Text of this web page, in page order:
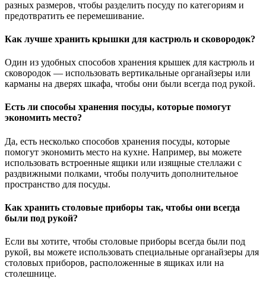
разных размеров, чтобы разделить посуду по категориям и
предотвратить ее перемешивание.
Как лучше хранить крышки для кастрюль и сковородок?
Один из удобных способов хранения крышек для кастрюль и
сковородок — использовать вертикальные органайзеры или
карманы на дверях шкафа, чтобы они были всегда под рукой.
Есть ли способы хранения посуды, которые помогут
экономить место?
Да, есть несколько способов хранения посуды, которые
помогут экономить место на кухне. Например, вы можете
использовать встроенные ящики или изящные стеллажи с
раздвижными полками, чтобы получить дополнительное
пространство для посуды.
Как хранить столовые приборы так, чтобы они всегда
были под рукой?
Если вы хотите, чтобы столовые приборы всегда были под
рукой, вы можете использовать специальные органайзеры для
столовых приборов, расположенные в ящиках или на
столешнице.